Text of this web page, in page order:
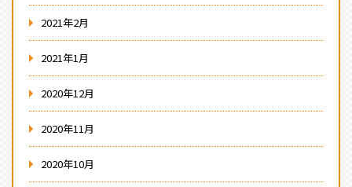
2021年2月
2021年1月
2020年12月
2020年11月
2020年10月